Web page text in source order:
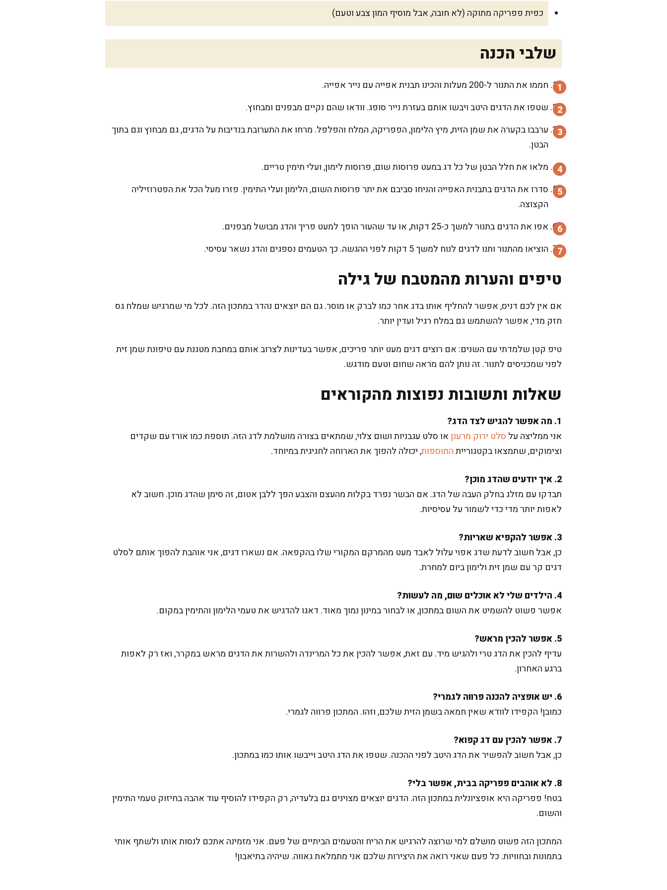
כפית פפריקה מתוקה (לא חובה, אבל מוסיף המון צבע וטעם)
שלבי הכנה
חממו את התנור ל-200 מעלות והכינו תבנית אפייה עם נייר אפייה.
שטפו את הדגים היטב ויבשו אותם בעזרת נייר סופג. וודאו שהם נקיים מבפנים ומבחוץ.
ערבבו בקערה את שמן הזית, מיץ הלימון, הפפריקה, המלח והפלפל. מרחו את התערובת בנדיבות על הדגים, גם מבחוץ וגם בתוך
הבטן.
מלאו את חלל הבטן של כל דג במעט פרוסות שום, פרוסות לימון, ועלי תימין טריים.
סדרו את הדגים בתבנית האפייה והניחו סביבם את יתר פרוסות השום, הלימון ועלי התימין. פזרו מעל הכל את הפטרוזיליה
הקצוצה.
אפו את הדגים בתנור למשך כ-25 דקות, או עד שהעור הופך למעט פריך והדג מבושל מבפנים.
הוציאו מהתנור ותנו לדגים לנוח למשך 5 דקות לפני ההגשה. כך הטעמים נספגים והדג נשאר עסיסי.
טיפים והערות מהמטבח של גילה
אם אין לכם דניס, אפשר להחליף אותו בדג אחר כמו לברק או מוסר. גם הם יוצאים נהדר במתכון הזה. לכל מי שמרגיש שמלח גס
חזק מדי, אפשר להשתמש גם במלח רגיל ועדין יותר.
טיפ קטן שלמדתי עם השנים: אם רוצים דגים מעט יותר פריכים, אפשר בעדינות לצרוב אותם במחבת מטגנת עם טיפונת שמן זית
לפני שמכניסים לתנור. זה נותן להם מראה שחום וטעם מודגש.
שאלות ותשובות נפוצות מהקוראים
1. מה אפשר להגיש לצד הדג?
אני ממליצה על סלט ירוק מרענןאו סלט עגבניות ושום צלוי, שמתאים בצורה מושלמת לדג הזה. תוספת כמו אורז עם שקדים
וצימוקים, שתמצאו בקטגורייתהתוספות, יכולה להפוך את הארוחה לחגיגית במיוחד.
2. איך יודעים שהדג מוכן?
תבדקו עם מזלג בחלק העבה של הדג. אם הבשר נפרד בקלות מהעצם והצבע הפך ללבן אטום, זה סימן שהדג מוכן. חשוב לא
לאפות יותר מדי כדי לשמור על עסיסיות.
3. אפשר להקפיא שאריות?
כן, אבל חשוב לדעת שדג אפוי עלול לאבד מעט מהמרקם המקורי שלו בהקפאה. אם נשארו דגים, אני אוהבת להפוך אותם לסלט
דגים קר עם שמן זית ולימון ביום למחרת.
4. הילדים שלי לא אוכלים שום, מה לעשות?
אפשר פשוט להשמיט את השום במתכון, או לבחור במינון נמוך מאוד. דאגו להדגיש את טעמי הלימון והתימין במקום.
5. אפשר להכין מראש?
עדיף להכין את הדג טרי ולהגיש מיד. עם זאת, אפשר להכין את כל המרינדה ולהשרות את הדגים מראש במקרר, ואז רק לאפות
ברגע האחרון.
6. יש אופציה להכנה פרווה לגמרי?
כמובן! הקפידו לוודא שאין חמאה בשמן הזית שלכם, וזהו. המתכון פרווה לגמרי.
7. אפשר להכין עם דג קפוא?
כן, אבל חשוב להפשיר את הדג היטב לפני ההכנה. שטפו את הדג היטב וייבשו אותו כמו במתכון.
8. לא אוהבים פפריקה בבית, אפשר בלי?
בטח! פפריקה היא אופציונלית במתכון הזה. הדגים יוצאים מצוינים גם בלעדיה, רק הקפידו להוסיף עוד אהבה בחיזוק טעמי התימין
והשום.
המתכון הזה פשוט מושלם למי שרוצה להרגיש את הריח והטעמים הביתיים של פעם. אני מזמינה אתכם לנסות אותו ולשתף אותי
בתמונות ובחוויות. כל פעם שאני רואה את היצירות שלכם אני מתמלאת גאווה. שיהיה בתיאבון!